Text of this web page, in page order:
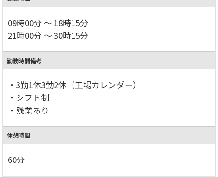
09時00分 ～ 18時15分
21時00分 ～ 30時15分
勤務時間備考
・3勤1休3勤2休（工場カレンダー）
・シフト制
・残業あり
休憩時間
60分